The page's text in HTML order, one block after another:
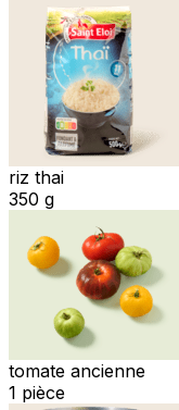
riz thai
350 g
tomate ancienne
1 pièce